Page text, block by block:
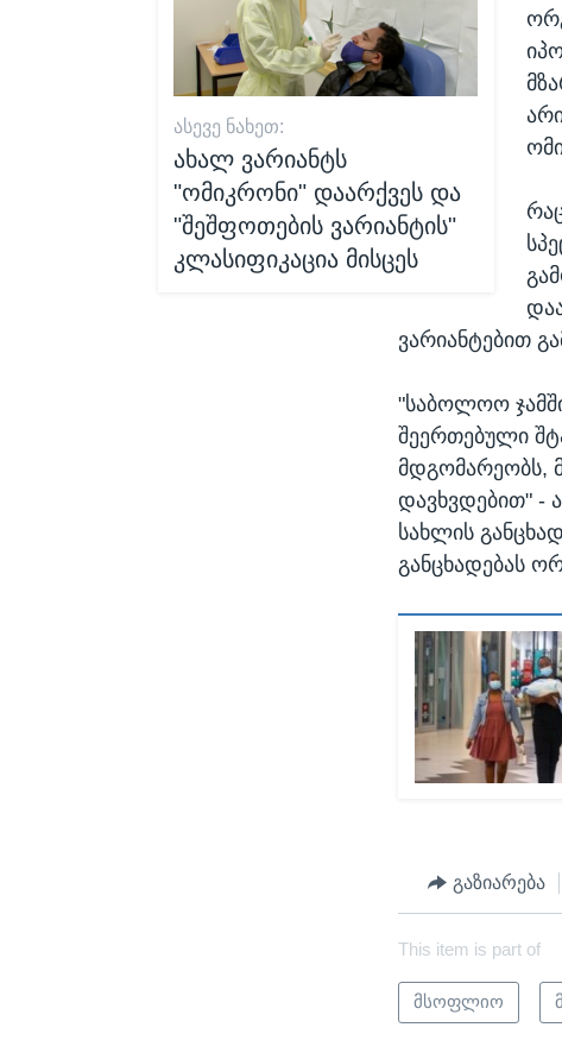
ᲐᲡᲔᲕᲔ ᲜᲐᲮᲔᲗ:
ახალ ვარიანტს
"ომიკრონი" დაარქვეს და
"შეშფოთების ვარიანტის"
კლასიფიკაცია მისცეს
ვარიანტებით
"საბოლოო
შეერთებული
მდგომარეობს,
დავხვდებით" -
სახლის
განცხადებას
გაზიარება
This item is part of
მსოფლიო